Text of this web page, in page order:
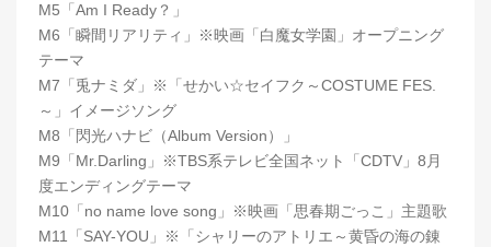
M5「Am I Ready？」
M6「瞬間リアリティ」※映画「白魔女学園」オープニング
テーマ
M7「兎ナミダ」※「せかい☆セイフク～COSTUME FES.
～」イメージソング
M8「閃光ハナビ（Album Version）」
M9「Mr.Darling」※TBS系テレビ全国ネット「CDTV」8月
度エンディングテーマ
M10「no name love song」※映画「思春期ごっこ」主題歌
M11「SAY-YOU」※「シャリーのアトリエ～黄昏の海の錬